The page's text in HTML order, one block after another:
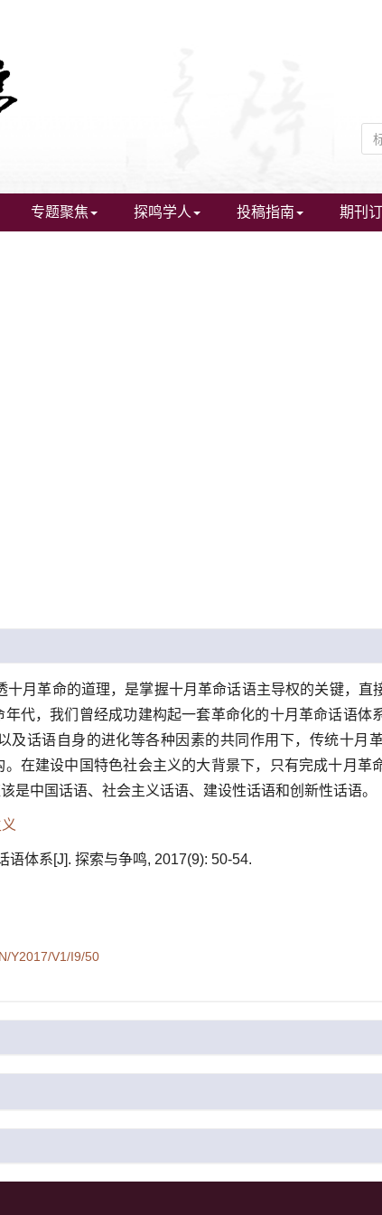
专题聚焦 探鸣学人 投稿指南 期刊
月革命的道理，是掌握十月革命话语主导权的关键，直
代，我们曾经成功建构起一套革命化的十月革命话语体
及话语自身的进化等各种因素的共同作用下，传统十月
在建设中国特色社会主义的大背景下，只有完成十月革
是中国话语、社会主义话语、建设性话语和创新性话语。
语体系[J]. 探索与争鸣, 2017(9): 50-54.
Y2017/V1/I9/50